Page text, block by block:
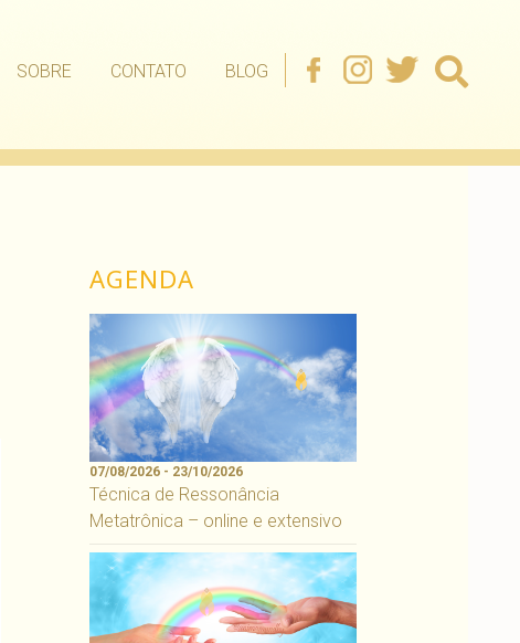
SOBRE CONTATO BLOG
AGENDA
07/08/2026 - 23/10/2026
Técnica de Ressonância
Metatrônica – online e extensivo